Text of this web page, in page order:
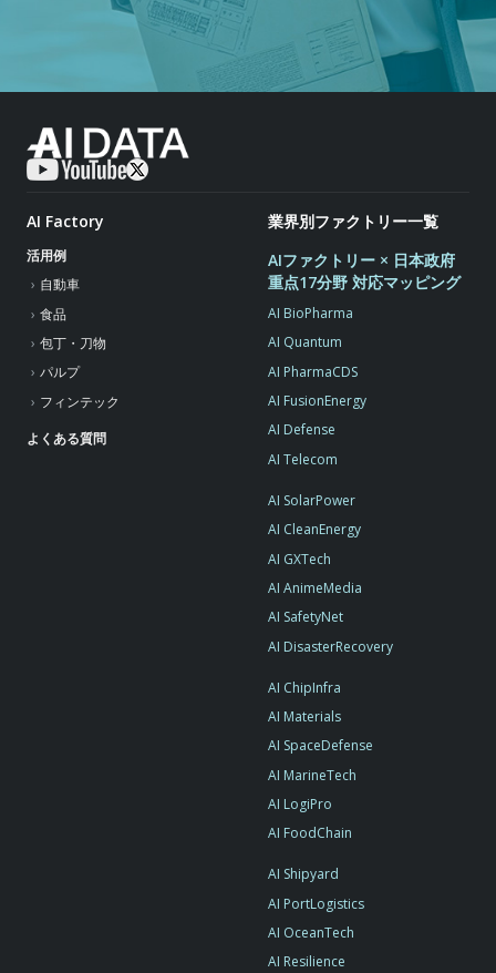
AI Factory
活用例
自動車
食品
包丁・刀物
パルプ
フィンテック
よくある質問
業界別ファクトリー一覧
AIファクトリー × 日本政府
重点17分野 対応マッピング
AI BioPharma
AI Quantum
AI PharmaCDS
AI FusionEnergy
AI Defense
AI Telecom
AI SolarPower
AI CleanEnergy
AI GXTech
AI AnimeMedia
AI SafetyNet
AI DisasterRecovery
AI ChipInfra
AI Materials
AI SpaceDefense
AI MarineTech
AI LogiPro
AI FoodChain
AI Shipyard
AI PortLogistics
AI OceanTech
AI Resilience